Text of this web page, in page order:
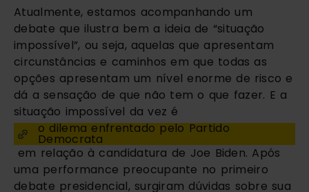
Atualmente, estamos acompanhando um
debate que ilustra bem a ideia de “situação
impossível”, ou seja, aquelas que apresentam
circunstâncias e caminhos em que todas as
opções apresentam um nível enorme de risco e
dá a sensação de que não tem o que fazer. E a
situação impossível da vez é
o dilema enfrentado pelo Partido
Democrata
em relação à candidatura de Joe Biden. Após
uma performance preocupante no primeiro
debate presidencial, surgiram dúvidas sobre sua